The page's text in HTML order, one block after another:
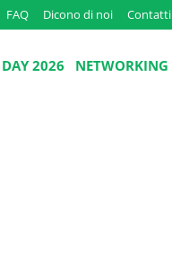
FAQ Dicono di noi Contatti
2026 NETWORKING